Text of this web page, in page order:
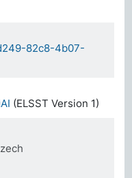
82c8-4b07-
(ELSST Version 1)